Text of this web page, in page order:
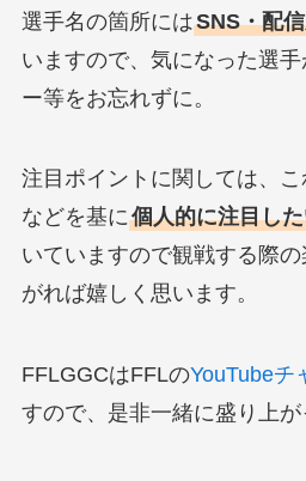
選手名の箇所にはSNS・配
いますので、気になった選
ー等をお忘れずに。
注目ポイントに関しては、
などを基に個人的に注目し
いていますので観戦する際
がれば嬉しく思います。
FFLGGCはFFLのYouTubeチ
すので、是非一緒に盛り上が